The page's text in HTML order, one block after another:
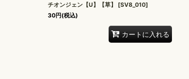
チオンジェン【U】【草】 [SV8_010]
30円(税込)
カートに入れる